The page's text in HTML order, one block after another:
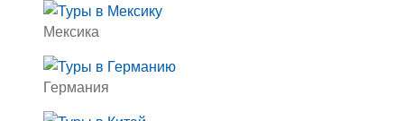
Мексика
Германия